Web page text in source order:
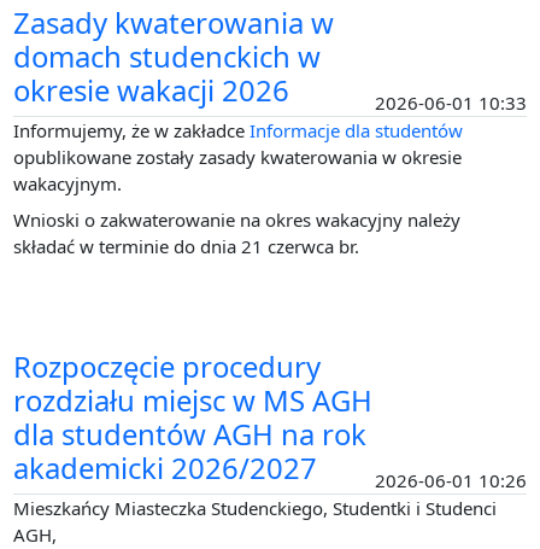
Zasady kwaterowania w
domach studenckich w
okresie wakacji 2026
2026-06-01 10:33
Informujemy, że w zakładceInformacje dla studentów
opublikowane zostały zasady kwaterowania w okresie
wakacyjnym.
Wnioski o zakwaterowanie na okres wakacyjny należy
składać w terminie do dnia 21 czerwca br.
Rozpoczęcie procedury
rozdziału miejsc w MS AGH
dla studentów AGH na rok
akademicki 2026/2027
2026-06-01 10:26
Mieszkańcy Miasteczka Studenckiego, Studentki i Studenci
AGH,